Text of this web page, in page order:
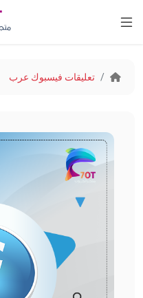
تعليقات فيسبوك عرب